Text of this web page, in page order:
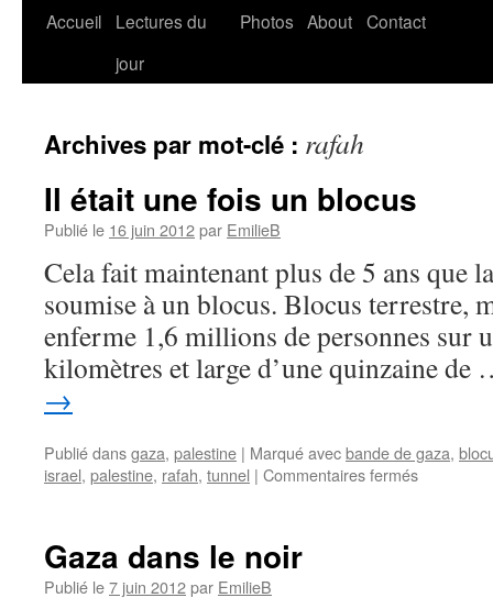
Accueil
Lectures du
jour
Photos About Contact
Archives par mot-clé : rafah
Il était une fois un blocus
Publié le 16 juin 2012par EmilieB
Cela fait maintenant plus de 5 ans que
soumise à un blocus. Blocus terrestre,
enferme 1,6 millions de personnes sur
kilomètres et large d’une quinzaine
→
Publié dansgaza, palestine | Marqué avecbande de gaza,
israel, palestine, rafah, tunnel | Commentaires fermés
Gaza dans le noir
Publié le7 juin 2012par EmilieB